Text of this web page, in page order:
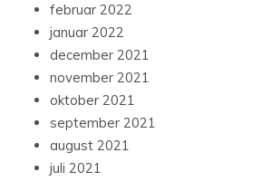
februar 2022
januar 2022
december 2021
november 2021
oktober 2021
september 2021
august 2021
juli 2021